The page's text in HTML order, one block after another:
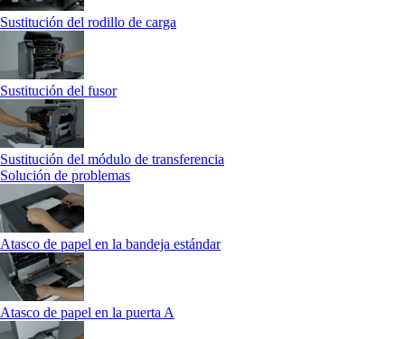
Sustitución del rodillo de carga
Sustitución del fusor
Sustitución del módulo de transferencia
Solución de problemas
Atasco de papel en la bandeja estándar
Atasco de papel en la puerta A